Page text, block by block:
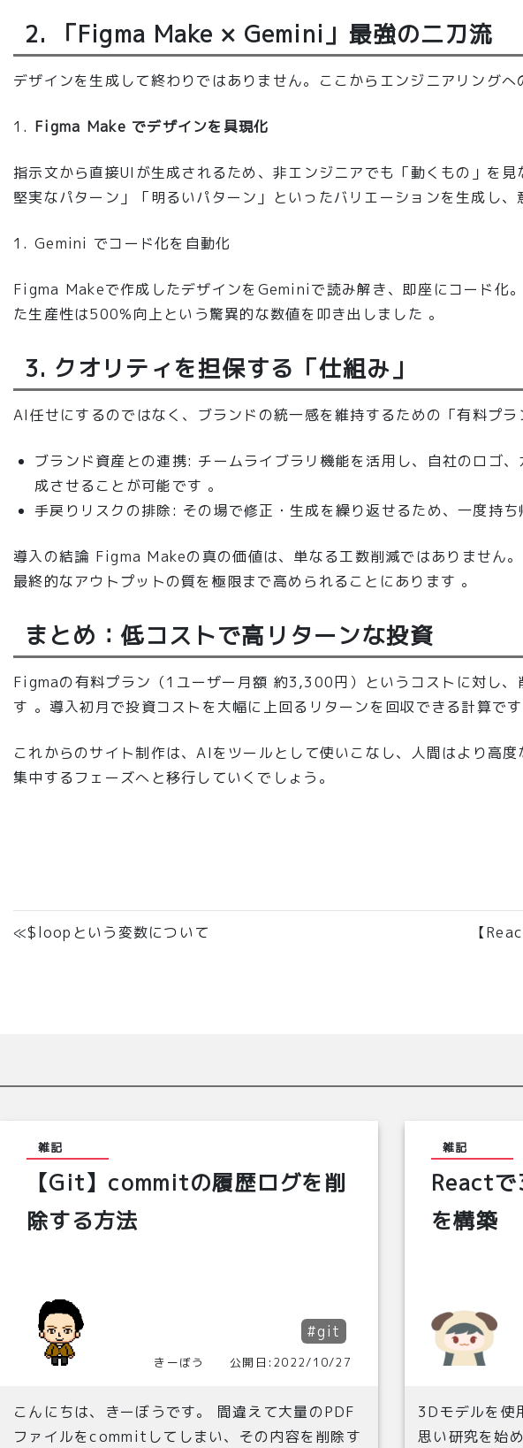
2. 「Figma Make × Gemini」最強の二刀流
デザインを生成して終わりではありません。ここからエンジニアリング
Figma Make でデザインを具現化
指示文から直接UIが生成されるため、非エンジニアでも「動くもの」を
堅実なパターン」「明るいパターン」といったバリエーションを生成し、
Gemini でコード化を自動化
Figma Makeで作成したデザインをGeminiで読み解き、即座にコード化
た生産性は500%向上という驚異的な数値を叩き出しました 。
3. クオリティを担保する「仕組み」
AI任せにするのではなく、ブランドの統一感を維持するための「有料プラ
ブランド資産との連携: チームライブラリ機能を活用し、自社のロゴ
成させることが可能です 。
手戻りリスクの排除: その場で修正・生成を繰り返せるため、一度持
導入の結論 Figma Makeの真の価値は、単なる工数削減ではありません
最終的なアウトプットの質を極限まで高められることにあります 。
まとめ：低コストで高リターンな投資
Figmaの有料プラン（1ユーザー月額 約3,300円）というコストに対し、
す 。導入初月で投資コストを大幅に上回るリターンを回収できる計算です
これからのサイト制作は、AIをツールとして使いこなし、人間はより高
集中するフェーズへと移行していくでしょう。
≪$loopという変数について
【
雑記
【Git】commitの履歴ログを削
除する方法
#git
きーぼう 公開日:2022/10/27
こんにちは、きーぼうです。 間違えて大量のPDF
ファイルをcommitしてしまい、その内容を削除す
雑記
Reactで
を構築
3Dモデルを使
思い研究を始